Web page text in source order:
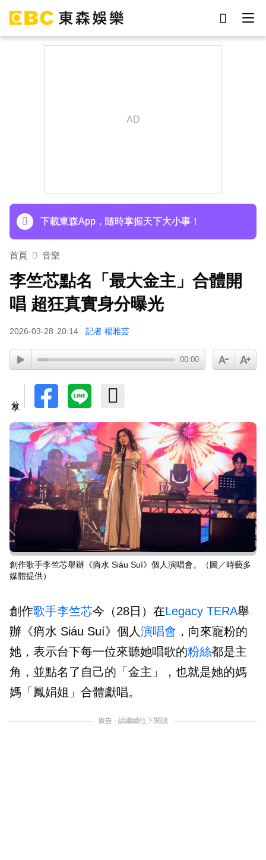
下載東森App，隨時掌握天下大小事！
首頁 音樂
李竺芯點名「最大金主」合體開
唱 超狂真實身分曝光
2026-03-28 20:14 記者 楊雅芸
00:00
創作歌手李竺芯舉辦《痟水 Siáu Suí》個人演唱會。（圖／時藝多
媒體提供）
創作歌手李竺芯今（28日）在Legacy TERA舉
辦《痟水 Siáu Suí》個人演唱會 ，向來寵粉的
她，表示台下每一位來聽她唱歌的粉絲都是主
角，並點名了自己的「金主」，也就是她的媽
媽「鳳娟姐」合體獻唱。
廣告 - 請繼續往下閱讀